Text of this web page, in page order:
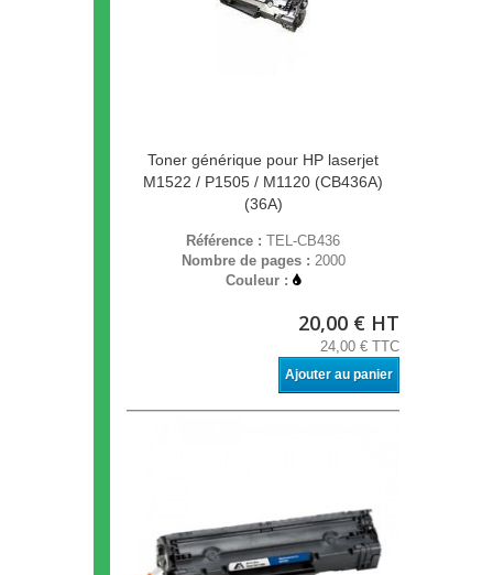
Toner générique pour HP laserjet
M1522 / P1505 / M1120 (CB436A)
(36A)
Référence : TEL-CB436
Nombre de pages : 2000
Couleur :
20,00 € HT
24,00 € TTC
Ajouter au panier